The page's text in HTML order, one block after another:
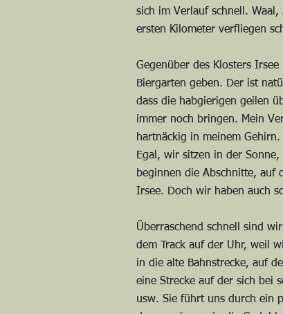
sich im Verlauf schnell.
ersten Kilometer verfliegen
Gegenüber des Klosters
Biergarten geben. Der ist
dass die habgierigen geilen
immer noch bringen. Mein
hartnäckig in meinem Gehirn.
Egal, wir sitzen in der
beginnen die Abschnitte, auf
Irsee. Doch wir haben auch
Überraschend schnell sind
dem Track auf der Uhr, weil
in die alte Bahnstrecke, auf
eine Strecke auf der sich bei
usw. Sie führt uns durch ein